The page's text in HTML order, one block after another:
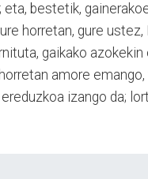
bestetik,
horretan, gure
gaikako
amore
izango da;